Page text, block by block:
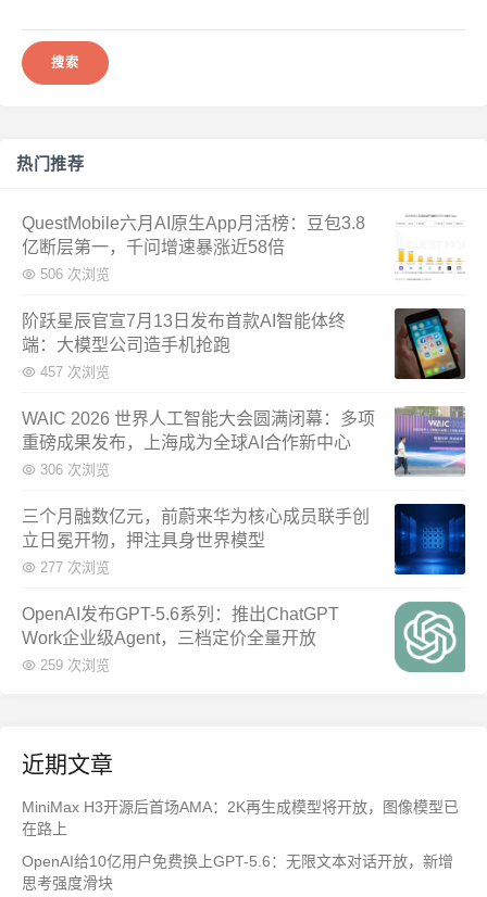
热门推荐
QuestMobile六月AI原生App月活榜：豆包3.8
亿断层第一，千问增速暴涨近58倍
506 次浏览
阶跃星辰官宣7月13日发布首款AI智能体终
端：大模型公司造手机抢跑
457 次浏览
WAIC 2026 世界人工智能大会圆满闭幕：多项
重磅成果发布，上海成为全球AI合作新中心
306 次浏览
三个月融数亿元，前蔚来华为核心成员联手创
立日冕开物，押注具身世界模型
277 次浏览
OpenAI发布GPT-5.6系列：推出ChatGPT
Work企业级Agent，三档定价全量开放
259 次浏览
近期文章
MiniMax H3开源后首场AMA：2K再生成模型将开放，图像模型已
在路上
OpenAI给10亿用户免费换上GPT-5.6：无限文本对话开放，新增
思考强度滑块